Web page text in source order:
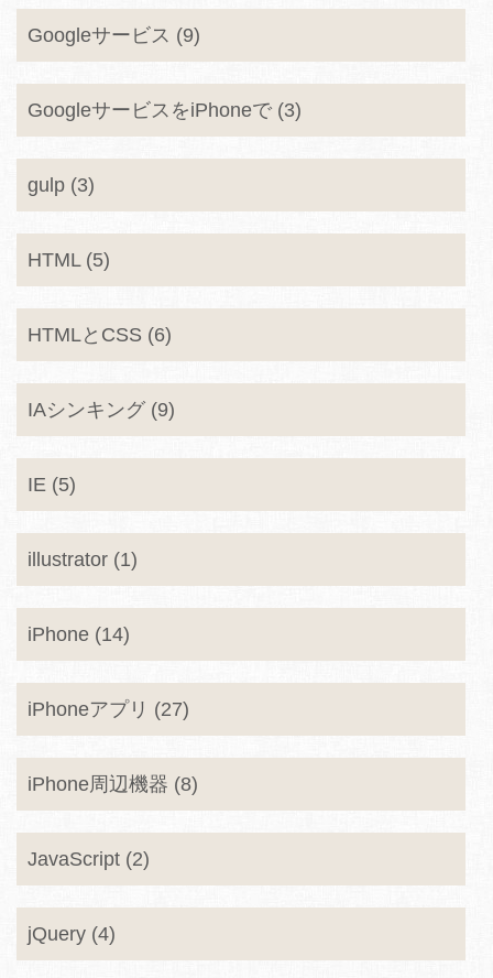
Googleサービス (9)
GoogleサービスをiPhoneで (3)
gulp (3)
HTML (5)
HTMLとCSS (6)
IAシンキング (9)
IE (5)
illustrator (1)
iPhone (14)
iPhoneアプリ (27)
iPhone周辺機器 (8)
JavaScript (2)
jQuery (4)